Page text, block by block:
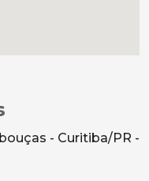
- Curitiba/PR -